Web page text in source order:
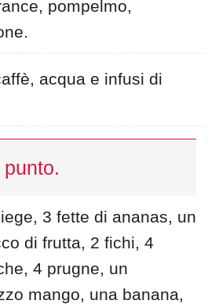
pompelmo,
acqua e infusi di
3 fette di ananas, un
di frutta, 2 fichi, 4
4 prugne, un
mango, una banana,